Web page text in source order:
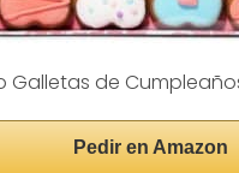
Galletas de
Pedir en Amazon